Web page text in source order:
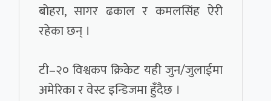
बोहरा, सागर ढकाल र कमलसिंह ऐरी
रहेका छन् ।
टी–२० विश्वकप क्रिकेट यही जुन/जुलाईमा
अमेरिका र वेस्ट इन्डिजमा हुँदैछ ।